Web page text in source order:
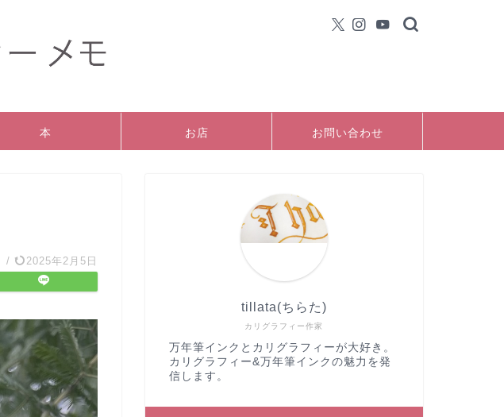
本 お店 お問い合わせ
/ 2025年2月5日
カリグラフィー作家
tillata(ちらた)
万年筆インクとカリグラフィーが大好き。
カリグラフィー&万年筆インクの魅力を発
信します。